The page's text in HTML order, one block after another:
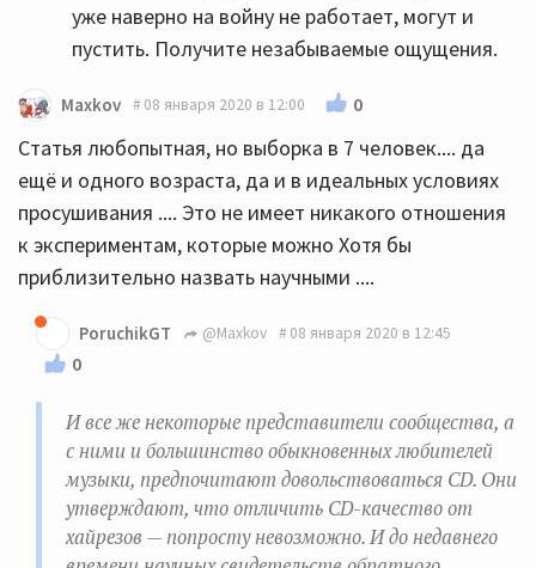
уже наверно на войну не работает, могут и
пустить. Получите незабываемые ощущения.
Maxkov 08 января 2020 в 12:00 0
Статья любопытная, но выборка в 7 человек.... да
ещё и одного возраста, да и в идеальных условиях
просушивания .... Это не имеет никакого отношения
к экспериментам, которые можно Хотя бы
приблизительно назвать научными ....
PoruchikGT @Maxkov 08 января 2020 в 12:45
0
И все же некоторые представители сообщества, а
с ними и большинство обыкновенных любителей
музыки, предпочитают довольствоваться CD. Они
утверждают, что отличить CD-качество от
хайрезов — попросту невозможно. И до недавнего